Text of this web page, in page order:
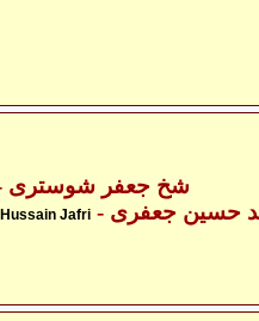
- شخ جعفر شوستری
Jafri حسین جعفری